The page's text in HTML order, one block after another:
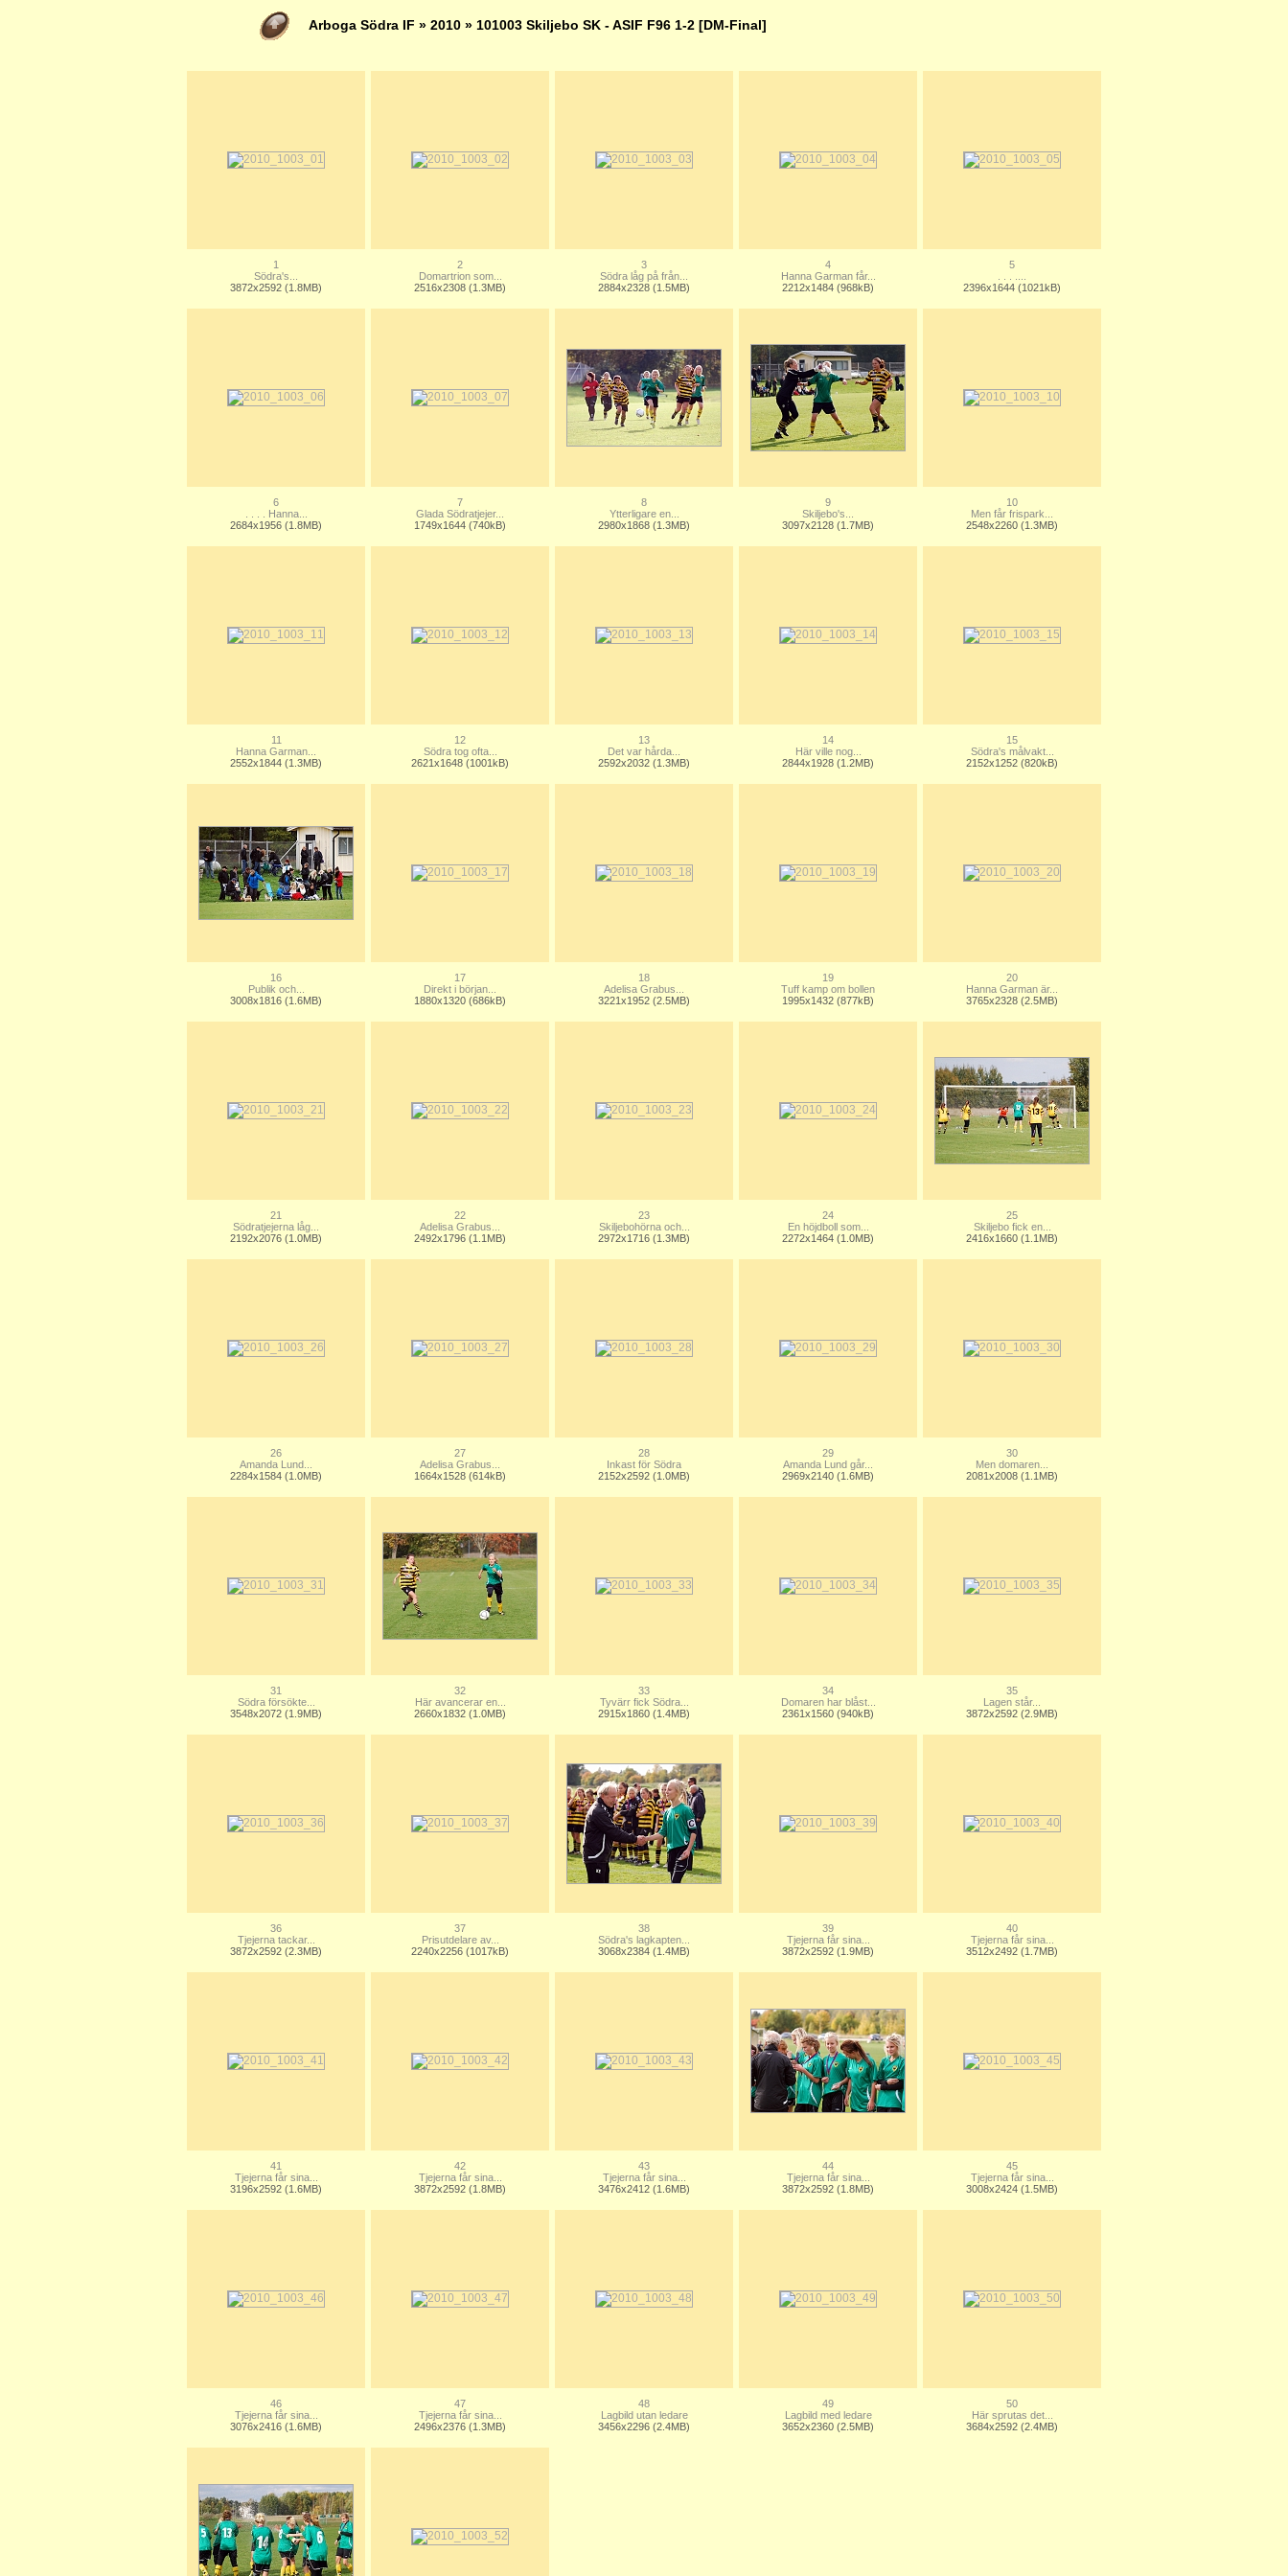
Arboga Södra IF » 2010 » 101003 Skiljebo SK - ASIF F96 1-2 [DM-Final]
1
Södra's...
3872x2592 (1.8MB)
2
Domartrion som...
2516x2308 (1.3MB)
3
Södra låg på från...
2884x2328 (1.5MB)
4
Hanna Garman får...
2212x1484 (968kB)
5
2396x1644 (1021kB)
6
. . . . Hanna...
2684x1956 (1.8MB)
7
Glada Södratjejer...
1749x1644 (740kB)
8
Ytterligare en...
2980x1868 (1.3MB)
9
Skiljebo's...
3097x2128 (1.7MB)
10
Men får frispark...
2548x2260 (1.3MB)
11
Hanna Garman...
2552x1844 (1.3MB)
12
Södra tog ofta...
2621x1648 (1001kB)
13
Det var hårda...
2592x2032 (1.3MB)
14
Här ville nog...
2844x1928 (1.2MB)
15
Södra's målvakt...
2152x1252 (820kB)
16
Publik och...
3008x1816 (1.6MB)
17
Direkt i början...
1880x1320 (686kB)
18
Adelisa Grabus...
3221x1952 (2.5MB)
19
Tuff kamp om bollen
1995x1432 (877kB)
20
Hanna Garman är...
3765x2328 (2.5MB)
21
Södratjejerna låg...
2192x2076 (1.0MB)
22
Adelisa Grabus...
2492x1796 (1.1MB)
23
Skiljebohörna och...
2972x1716 (1.3MB)
24
En höjdboll som...
2272x1464 (1.0MB)
25
Skiljebo fick en...
2416x1660 (1.1MB)
26
Amanda Lund...
2284x1584 (1.0MB)
27
Adelisa Grabus...
1664x1528 (614kB)
28
Inkast för Södra
2152x2592 (1.0MB)
29
Amanda Lund går...
2969x2140 (1.6MB)
30
Men domaren...
2081x2008 (1.1MB)
31
Södra försökte...
3548x2072 (1.9MB)
32
Här avancerar en...
2660x1832 (1.0MB)
33
Tyvärr fick Södra...
2915x1860 (1.4MB)
34
Domaren har blåst...
2361x1560 (940kB)
35
Lagen står...
3872x2592 (2.9MB)
36
Tjejerna tackar...
3872x2592 (2.3MB)
37
Prisutdelare av...
2240x2256 (1017kB)
38
Södra's lagkapten...
3068x2384 (1.4MB)
39
Tjejerna får sina...
3872x2592 (1.9MB)
40
Tjejerna får sina...
3512x2492 (1.7MB)
41
Tjejerna får sina...
3196x2592 (1.6MB)
42
Tjejerna får sina...
3872x2592 (1.8MB)
43
Tjejerna får sina...
3476x2412 (1.6MB)
44
Tjejerna får sina...
3872x2592 (1.8MB)
45
Tjejerna får sina...
3008x2424 (1.5MB)
46
Tjejerna får sina...
3076x2416 (1.6MB)
47
Tjejerna får sina...
2496x2376 (1.3MB)
48
Lagbild utan ledare
3456x2296 (2.4MB)
49
Lagbild med ledare
3652x2360 (2.5MB)
50
Här sprutas det...
3684x2592 (2.4MB)